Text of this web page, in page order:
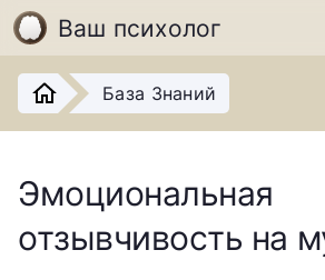
Ваш психолог
База Знаний
Эмоциональная
отзывчивость на